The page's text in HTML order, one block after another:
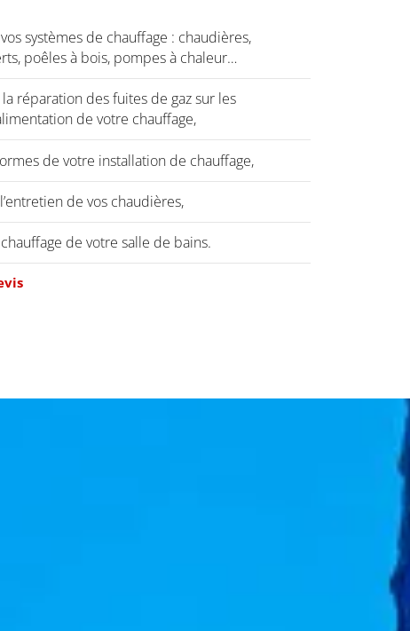
systèmes de chauffage : chaudières,
poêles à bois, pompes à chaleur…
réparation des fuites de gaz sur les
de votre chauffage,
de votre installation de chauffage,
de vos chaudières,
de votre salle de bains.